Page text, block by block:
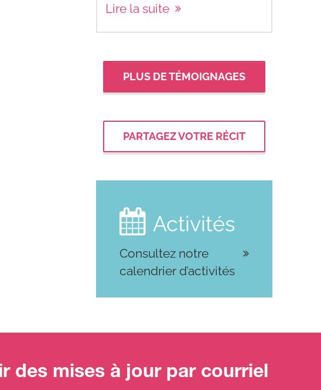
Lire la suite
PLUS DE TÉMOIGNAGES
PARTAGEZ VOTRE RÉCIT
 Activités
Consultez notre
calendrier d’activités
des mises à jour par courriel